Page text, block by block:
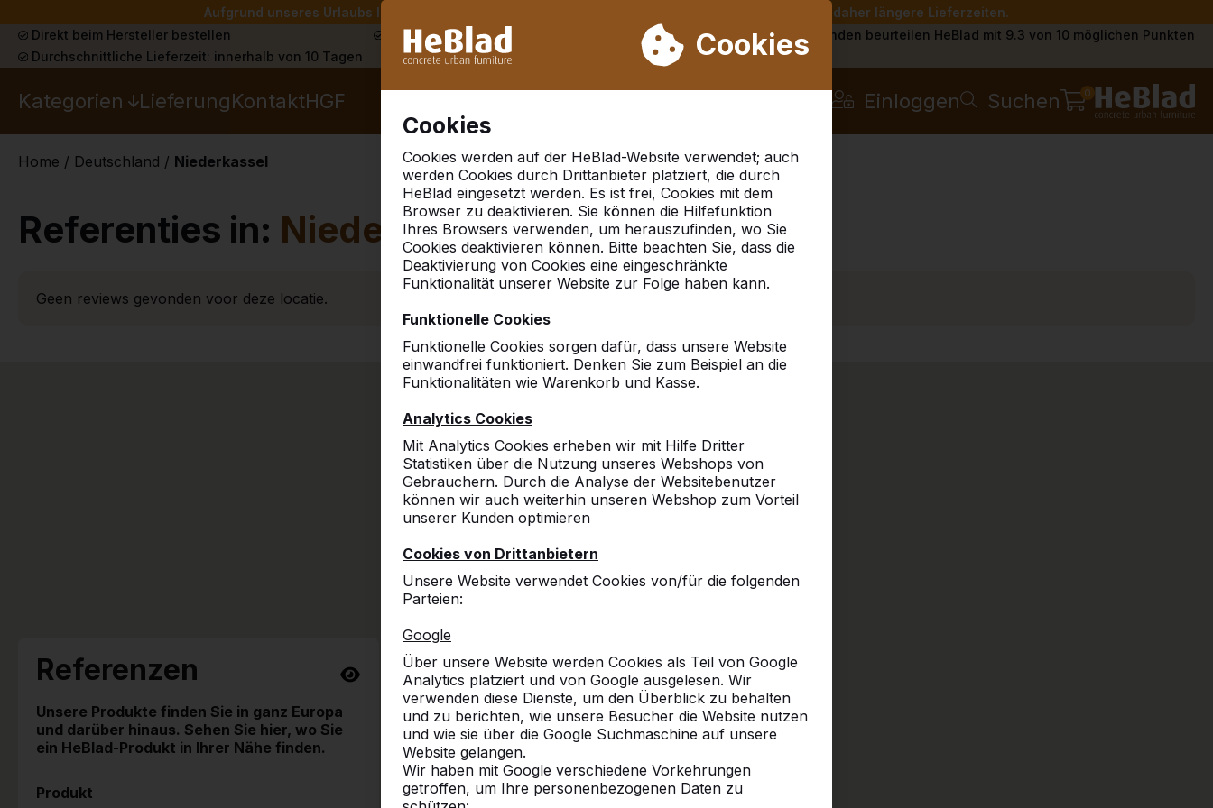
Aufgrund unseres Urlaubs liefern wir von Woche 31 bis Woche 33 nicht. Bitte berücksichtigen Sie daher längere Lieferzeiten.
Cookies
Cookies
Cookies werden auf der HeBlad-Website verwendet; auch
werden Cookies durch Drittanbieter platziert, die durch
HeBlad eingesetzt werden. Es ist frei, Cookies mit dem
Browser zu deaktivieren. Sie können die Hilfefunktion
Ihres Browsers verwenden, um herauszufinden, wo Sie
Cookies deaktivieren können. Bitte beachten Sie, dass die
Deaktivierung von Cookies eine eingeschränkte
Funktionalität unserer Website zur Folge haben kann.
Funktionelle Cookies
Funktionelle Cookies sorgen dafür, dass unsere Website
einwandfrei funktioniert. Denken Sie zum Beispiel an die
Funktionalitäten wie Warenkorb und Kasse.
Analytics Cookies
Mit Analytics Cookies erheben wir mit Hilfe Dritter
Statistiken über die Nutzung unseres Webshops von
Gebrauchern. Durch die Analyse der Websitebenutzer
können wir auch weiterhin unseren Webshop zum Vorteil
unserer Kunden optimieren
Cookies von Drittanbietern
Unsere Website verwendet Cookies von/für die folgenden
Parteien:
Google
Über unsere Website werden Cookies als Teil von Google
Analytics platziert und von Google ausgelesen. Wir
verwenden diese Dienste, um den Überblick zu behalten
und zu berichten, wie unsere Besucher die Website nutzen
und wie sie über die Google Suchmaschine auf unsere
Website gelangen.
Wir haben mit Google verschiedene Vorkehrungen
getroffen, um Ihre personenbezogenen Daten zu
Direkt beim Hersteller bestellen Schon mehr als 30.000 Produkten verkauft
Kunden beurteilen HeBlad mit 9.3 von 10 möglichen Punkten
Durchschnittliche Lieferzeit: innerhalb von 10 Tagen
Kategorien LieferungKontaktHGF Einloggen Suchen 0
Home / Deutschland / Niederkassel
Referenties in: Niederkassel
Geen reviews gevonden voor deze locatie.
Referenzen
Unsere Produkte finden Sie in ganz Europa
und darüber hinaus. Sehen Sie hier, wo Sie
ein HeBlad-Produkt in Ihrer Nähe finden.
Produkt